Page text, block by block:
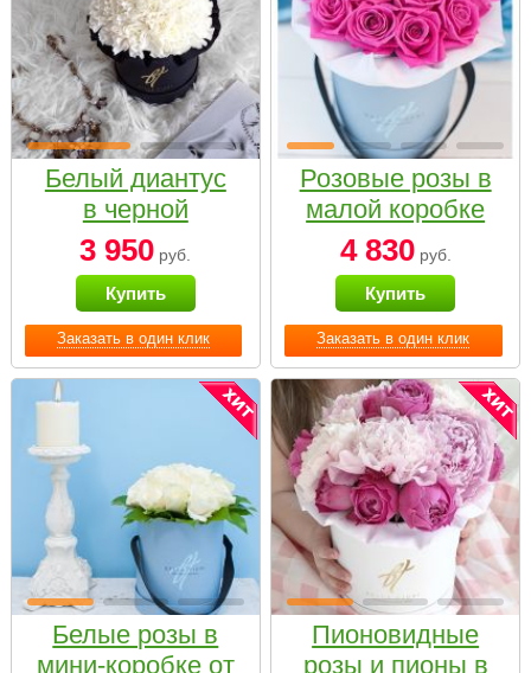
Заказать в один клик
Белый диантус
в черной
коробке Small
3 950 руб.
Купить
Заказать в один клик
Розовые розы в
малой коробке
4 830руб.
Купить
Белые розы в
мини-коробке от
Пионовидные
розы и пионы в